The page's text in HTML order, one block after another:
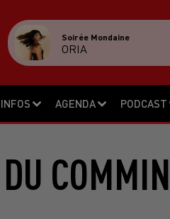
INFOS AGENDA PODCAST
Soirée Mondaine
ORIA